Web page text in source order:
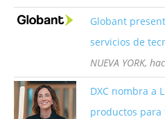
Globant
servicios de
NUEVA YORK,
DXC nombra a
productos